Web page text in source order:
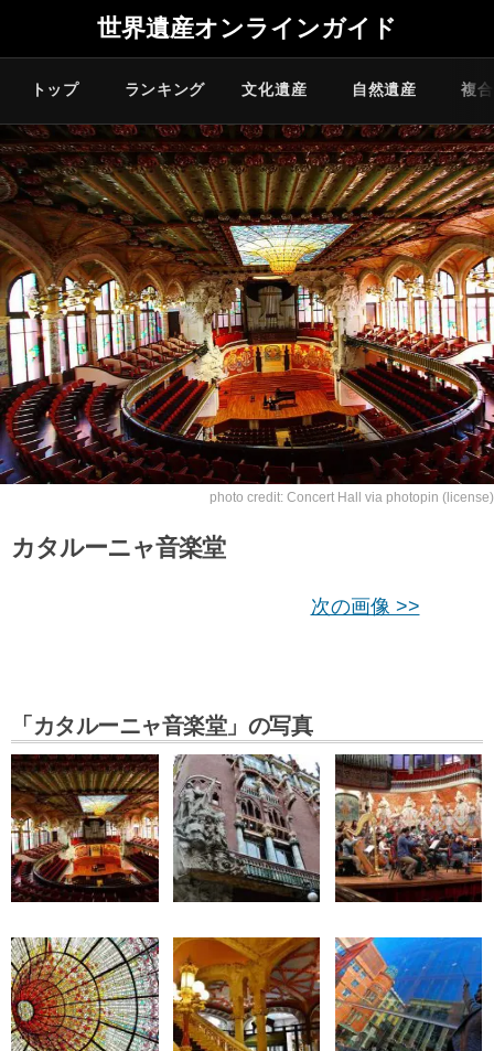
世界遺産オンラインガイド
トップ ランキング 文化遺産 自然遺産 複
photo credit: Concert Hall via photopin (license)
カタルーニャ音楽堂
次の画像 >>
「カタルーニャ音楽堂」の写真